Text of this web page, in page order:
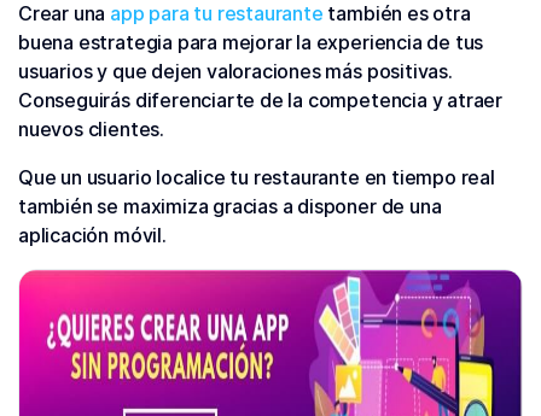
Crear una app para tu restaurante también es otra
buena estrategia para mejorar la experiencia de tus
usuarios y que dejen valoraciones más positivas.
Conseguirás diferenciarte de la competencia y atraer
nuevos clientes.
Que un usuario localice tu restaurante en tiempo real
también se maximiza gracias a disponer de una
aplicación móvil.